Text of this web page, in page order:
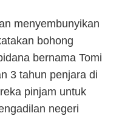
menyembunyikan
bohong
bernama Tomi
3 tahun penjara di
pinjam untuk
negeri